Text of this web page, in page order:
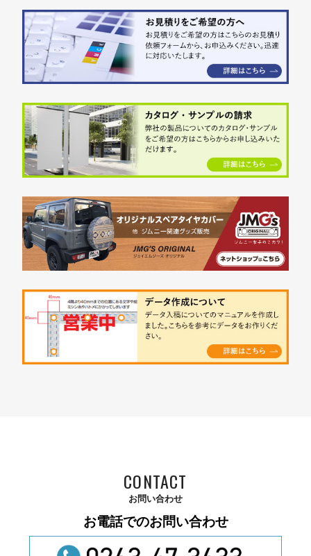
CONTACT
お問い合わせ
お電話でのお問い合わせ